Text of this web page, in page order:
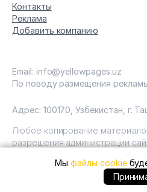
+99871 ...
Контакты
Реклама
Добавить компанию
Email: info@yellowpages.uz
По поводу размещения
Адрес: 100170, Узбекистан, г.
Любое копирование
разрешения администрации
Copyright © Yellow Pages
"Yellow Pages". Все права
Мыфайлы cookie